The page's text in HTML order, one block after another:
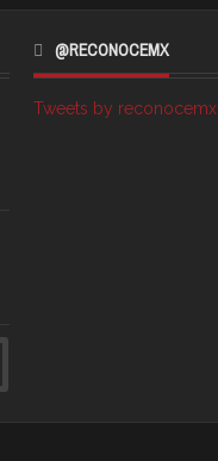
@RECONOCEMX
Tweets by reconocemx